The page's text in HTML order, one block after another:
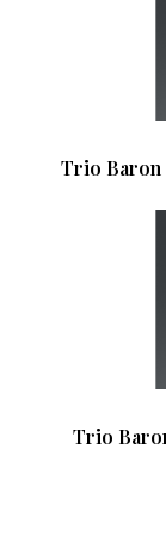
Trio Baron
Trio